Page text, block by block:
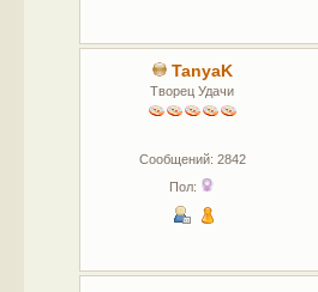
TanyaK
Творец Удачи
Сообщений: 2842
Пол: